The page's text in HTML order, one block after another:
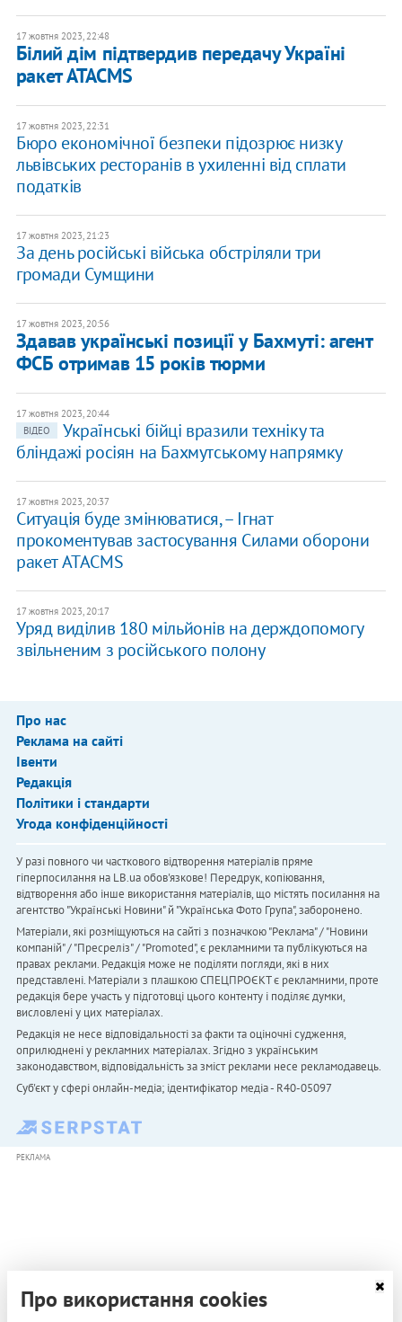
17 жовтня 2023, 22:48
Білий дім підтвердив передачу Україні
ракет ATACMS
17 жовтня 2023, 22:31
Бюро економічної безпеки підозрює низку
львівських ресторанів в ухиленні від сплати
податків
17 жовтня 2023, 21:23
За день російські війська обстріляли три
громади Сумщини
17 жовтня 2023, 20:56
Здавав українські позиції у Бахмуті: агент
ФСБ отримав 15 років тюрми
17 жовтня 2023, 20:44
ВІДЕО
Українські бійці вразили техніку та
бліндажі росіян на Бахмутському напрямку
17 жовтня 2023, 20:37
Ситуація буде змінюватися, – Ігнат
прокоментував застосування Силами оборони
ракет ATACMS
17 жовтня 2023, 20:17
Уряд виділив 180 мільйонів на держдопомогу
звільненим з російського полону
Про нас
Реклама на сайті
Івенти
Редакція
Політики і стандарти
Угода конфіденційності
У разі повного чи часткового відтворення матеріалів пряме
гіперпосилання на LB.ua обов'язкове! Передрук, копіювання,
відтворення або інше використання матеріалів, що містять посилання на
агентство "Українськi Новини" й "Українська Фото Група", заборонено.
Матеріали, які розміщуються на сайті з позначкою "Реклама" / "Новини
компаній" / "Пресреліз" / "Promoted", є рекламними та публікуються на
правах реклами. Редакція може не поділяти погляди, які в них
представлені. Матеріали з плашкою СПЕЦПРОЄКТ є рекламними, проте
редакція бере участь у підготовці цього контенту і поділяє думки,
висловлені у цих матеріалах.
Редакція не несе відповідальності за факти та оціночні судження,
оприлюднені у рекламних матеріалах. Згідно з українським
законодавством, відповідальність за зміст реклами несе рекламодавець.
Cуб'єкт у сфері онлайн-медіа; ідентифікатор медіа - R40-05097
РЕКЛАМА
Про використання cookies